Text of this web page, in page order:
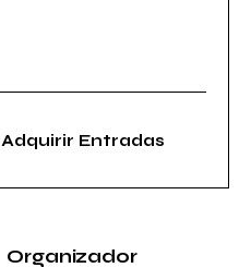
Adquirir Entradas
Organizador